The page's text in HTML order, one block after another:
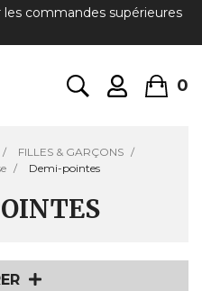
les commandes supérieures
0
FILLES & GARÇONS
Demi-pointes